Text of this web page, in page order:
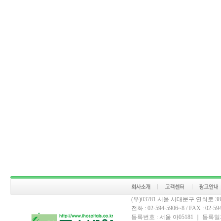
(우)03781 서울 서대문구 연희로
전화 : 02-594-5906~8 / FAX : 02-
등록번호 : 서울 아05181 ｜ 등록